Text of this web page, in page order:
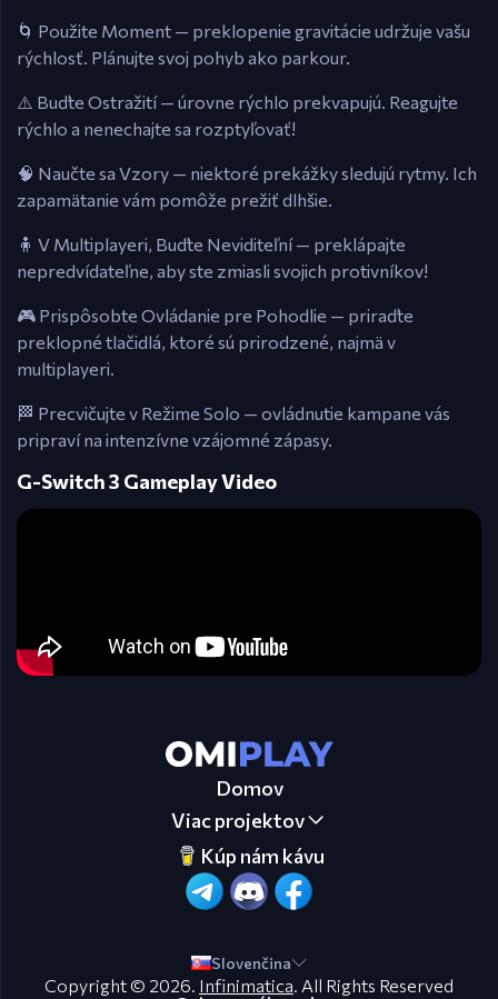
🌀 Použite Moment — preklopenie gravitácie udržuje vašu
rýchlosť. Plánujte svoj pohyb ako parkour.
⚠️ Buďte Ostražití — úrovne rýchlo prekvapujú. Reagujte
rýchlo a nenechajte sa rozptyľovať!
🧠 Naučte sa Vzory — niektoré prekážky sledujú rytmy. Ich
zapamätanie vám pomôže prežiť dlhšie.
🧍 V Multiplayeri, Buďte Neviditeľní — preklápajte
nepredvídateľne, aby ste zmiasli svojich protivníkov!
🎮 Prispôsobte Ovládanie pre Pohodlie — priraďte
preklopné tlačidlá, ktoré sú prirodzené, najmä v
multiplayeri.
🏁 Precvičujte v Režime Solo — ovládnutie kampane vás
pripraví na intenzívne vzájomné zápasy.
G-Switch 3 Gameplay Video
Domov
Viac projektov
Kúp nám kávu
Slovenčina
Copyright © 2026. Infinimatica. All Rights Reserved